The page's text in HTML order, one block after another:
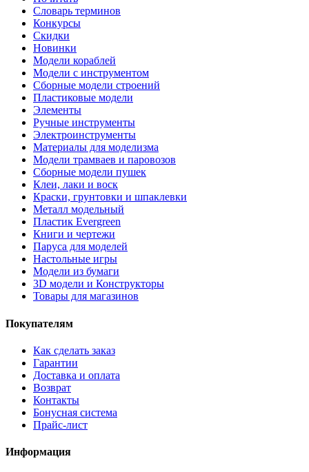
Словарь терминов
Конкурсы
Скидки
Новинки
Модели кораблей
Модели с инструментом
Сборные модели строений
Пластиковые модели
Элементы
Ручные инструменты
Электроинструменты
Материалы для моделизма
Модели трамваев и паровозов
Сборные модели пушек
Клеи, лаки и воск
Краски, грунтовки и шпаклевки
Металл модельный
Пластик Evergreen
Книги и чертежи
Паруса для моделей
Настольные игры
Модели из бумаги
3D модели и Конструкторы
Товары для магазинов
Покупателям
Как сделать заказ
Гарантии
Доставка и оплата
Возврат
Контакты
Бонусная система
Прайс-лист
Информация